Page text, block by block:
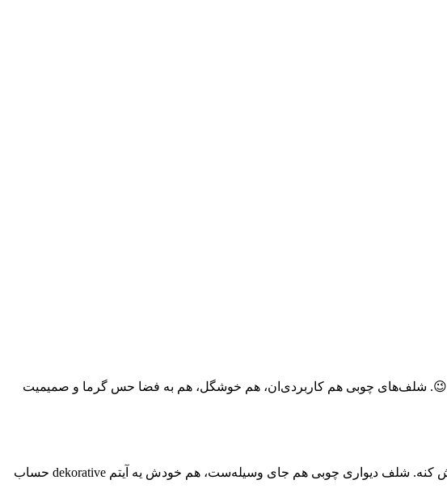
😉. شلف‌های چوبی هم کاربردی‌ان، هم خوشگل، هم به فضا حس گرما و صمیمیت
چوب ذاتاً حس طبیعت و آرامش می‌ده ✅. وقتی روی دیوار استفاده می‌شه، فضا رو از یکنواختی در میاره بدون اینکه شلوغش کنه. شلف دیواری چوبی هم جای وسیله‌ست، هم خودش یه آیتم dekorative حساب